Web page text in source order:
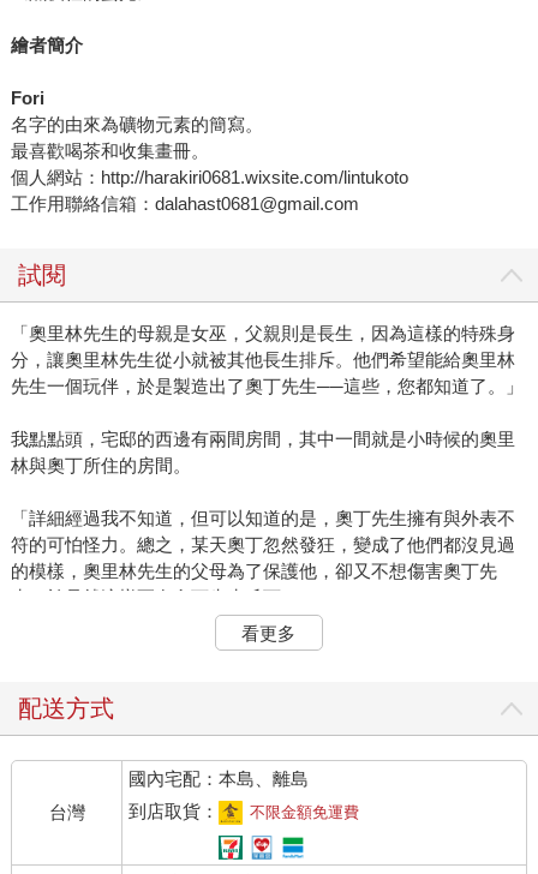
繪者簡介
Fori
名字的由來為礦物元素的簡寫。
最喜歡喝茶和收集畫冊。
個人網站：http://harakiri0681.wixsite.com/lintukoto
工作用聯絡信箱：dalahast0681@gmail.com
試閱
「奧里林先生的母親是女巫，父親則是長生，因為這樣的特殊身
分，讓奧里林先生從小就被其他長生排斥。他們希望能給奧里林
先生一個玩伴，於是製造出了奧丁先生──這些，您都知道了。」
我點點頭，宅邸的西邊有兩間房間，其中一間就是小時候的奧里
林與奧丁所住的房間。
「詳細經過我不知道，但可以知道的是，奧丁先生擁有與外表不
符的可怕怪力。總之，某天奧丁忽然發狂，變成了他們都沒見過
的模樣，奧里林先生的父母為了保護他，卻又不想傷害奧丁先
生，於是就這樣死在奧丁先生爪下。」
我打了個寒顫，「奧丁變身了嗎？」
小池露出讚許的笑容，「是的，也是因為那次，奧里林先生和長
巫。」
「那天是月圓嗎？」
「是呀，人類有時真不可思議呢，明明壽命這麼短暫，但許多傳
看更多
配送方式
台灣
國內宅配：本島、離島
到店取貨：
不限金額免運費